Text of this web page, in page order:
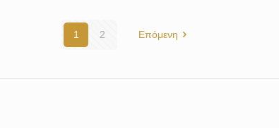
1 2 Επόμενη